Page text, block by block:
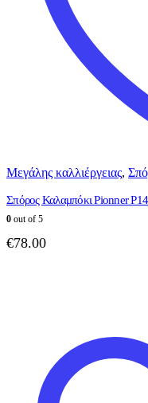
Μεγάλης καλλιέργειας,
Σπόρος Καλαμπόκι Pionner
0 out of 5
€78.00